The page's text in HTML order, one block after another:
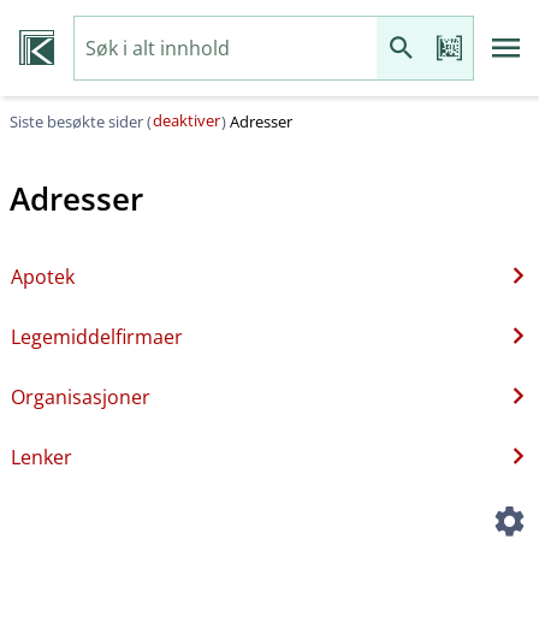
Siste besøkte sider (deaktiver)Adresser
Adresser
Apotek
Legemiddelfirmaer
Organisasjoner
Lenker